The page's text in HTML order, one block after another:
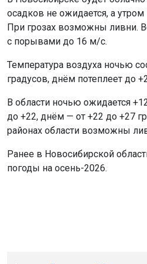
осадков не ожидается, а
При грозах возможны ливни.
с порывами до 16 м/с.
Температура воздуха ночью
градусов, днём потеплеет до
В области ночью ожидается
до +22, днём — от +22 до +27
районах области возможны
Ранее в Новосибирской
погоды на осень-2026.